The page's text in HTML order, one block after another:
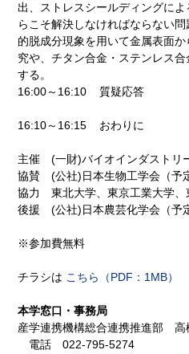
出、ストレスシールディングに
らこそ解決しなければならない
的脱成分現象を用いて金属表面
究や、チタン合金・ステンレス
する。
16:00～16:10 質疑応答
16:10～16:15 おわりに
主催 (一財)バイオインダストリ
協賛 (公社)日本生物工学会（予
協力 東北大学、東京工業大学、
後援 (公社)日本農芸化学会（予
※参加費無料
チラシは こちら（PDF：1MB）
本学窓口・事務局
産学連携機構総合連携推進部 高
電話 022-795-5274